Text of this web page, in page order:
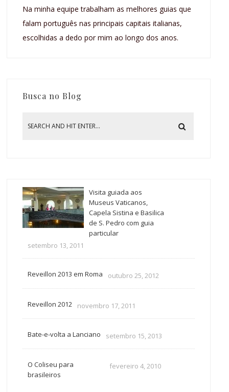
Na minha equipe trabalham as melhores guias que
falam português nas principais capitais italianas,
escolhidas a dedo por mim ao longo dos anos.
Busca no Blog
Visita guiada aos
Museus Vaticanos,
Capela Sistina e Basilica
de S. Pedro com guia
particular
setembro 13, 2011
Reveillon 2013 em Roma outubro 25, 2012
Reveillon 2012 novembro 17, 2011
Bate-e-volta a Lanciano setembro 15, 2013
O Coliseu para
brasileiros
fevereiro 4, 2010